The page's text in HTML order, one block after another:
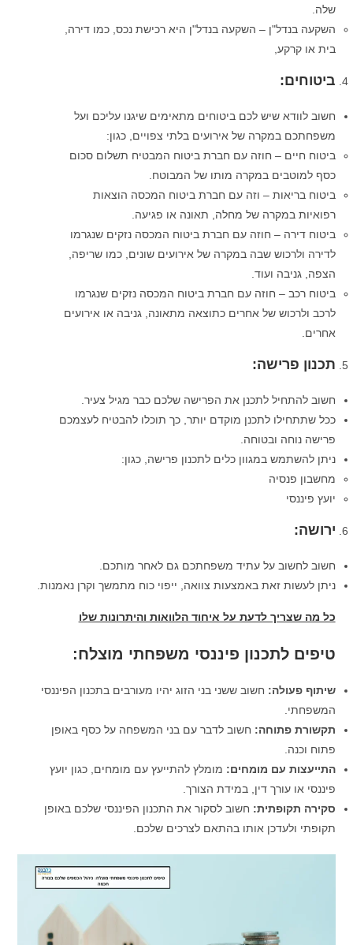
שלה.
השקעה בנדל"ן – השקעה בנדל"ן היא רכישת נכס, כמו דירה,
בית או קרקע,
ביטוחים:
חשוב לוודא שיש לכם ביטוחים מתאימים שיגנו עליכם ועל
משפחתכם במקרה של אירועים בלתי צפויים, כגון:
ביטוח חיים – חוזה עם חברת ביטוח המבטיח תשלום סכום
כסף למוטבים במקרה מותו של המבוטח.
ביטוח בריאות – וזה עם חברת ביטוח המכסה הוצאות
רפואיות במקרה של מחלה, תאונה או פגיעה.
ביטוח דירה – חוזה עם חברת ביטוח המכסה נזקים שנגרמו
לדירה ולרכוש שבה במקרה של אירועים שונים, כמו שריפה,
הצפה, גניבה ועוד.
ביטוח רכב – חוזה עם חברת ביטוח המכסה נזקים שנגרמו
לרכב ולרכוש של אחרים כתוצאה מתאונה, גניבה או אירועים
אחרים.
תכנון פרישה:
חשוב להתחיל לתכנן את הפרישה שלכם כבר מגיל צעיר.
ככל שתתחילו לתכנן מוקדם יותר, כך תוכלו להבטיח לעצמכם
פרישה נוחה ובטוחה.
ניתן להשתמש במגוון כלים לתכנון פרישה, כגון:
מחשבון פנסיה
יועץ פיננסי
ירושה:
חשוב לחשוב על עתיד משפחתכם גם לאחר מותכם.
ניתן לעשות זאת באמצעות צוואה, ייפוי כוח מתמשך וקרן נאמנות.
כל מה שצריך לדעת על איחוד הלוואות והיתרונות שלו
טיפים לתכנון פיננסי משפחתי מוצלח:
שיתוף פעולה: חשוב ששני בני הזוג יהיו מעורבים בתכנון הפיננסי
המשפחתי.
תקשורת פתוחה: חשוב לדבר עם בני המשפחה על כסף באופן
פתוח וכנה.
התייעצות עם מומחים: מומלץ להתייעץ עם מומחים, כגון יועץ
פיננסי או עורך דין, במידת הצורך.
סקירה תקופתית: חשוב לסקור את התכנון הפיננסי שלכם באופן
תקופתי ולעדכן אותו בהתאם לצרכים שלכם.